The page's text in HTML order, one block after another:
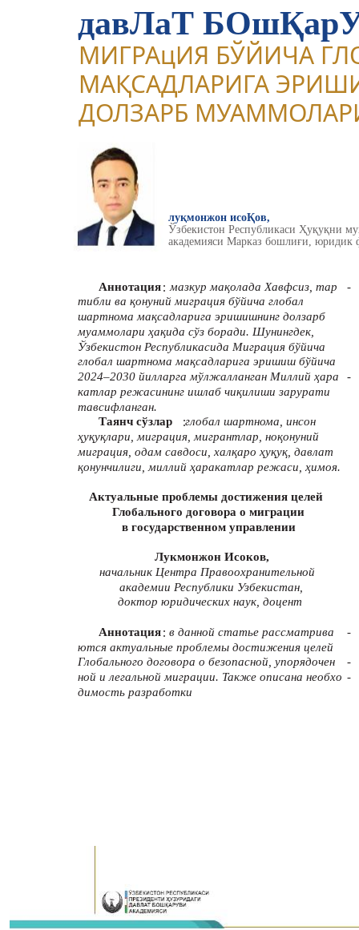
Аннотация: мазкур мақолада Хавфсиз, тар
-
тибли ва қонуний миграция бўйича глобал
шартнома мақсадларига эришишнинг долзарб
муаммолари ҳақида сўз боради. Шунингдек,
Ўзбекистон Республикасида Миграция бўйича
глобал шартнома мақсадларига эришиш бўйича
2024–2030 йилларга мўлжалланган Миллий ҳара
-
катлар режасининг ишлаб чиқилиши зарурати
тавсифланган.
Таянч сўзлар
:глобал шартнома, инсон
ҳуқуқлари, миграция, мигрантлар, ноқонуний
миграция, одам савдоси, халқаро ҳуқуқ, давлат
қонунчилиги, миллий ҳаракатлар режаси, ҳимоя.
Актуальные проблемы достижения целей
Глобального договора о миграции
в государственном управлении
Лукмонжон Исоков,
начальник Центра Правоохранительной
академии Республики Узбекистан,
доктор юридических наук, доцент
Аннотация: в данной статье рассматрива
-
ются актуальные проблемы достижения целей
Глобального договора о безопасной, упорядочен
-
ной и легальной миграции. Также описана необхо -
димость разработки
давЛаТ
МИГРАцИЯ БЎЙИЧА
МАҚСАДЛАРИГА
ДОЛЗАРБ
луқмонжон исоҚов,
Ўзбекистон Республикаси Ҳуқуқни
академияси Марказ бошлиғи, юридик